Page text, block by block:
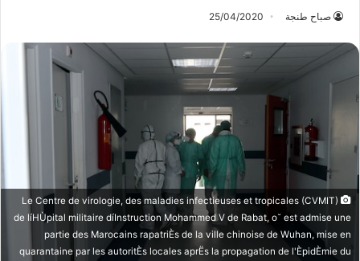
صباح طنجة 25/04/2020
Le Centre de virologie, des maladies infectieuses et tropicales (CVMIT)
de líHÙpital militaire díInstruction Mohammed V de Rabat, o˘ est admise une
partie des Marocains rapatriÈs de la ville chinoise de Wuhan, mise en
quarantaine par les autoritÈs locales aprËs la propagation de l'ÈpidÈmie du